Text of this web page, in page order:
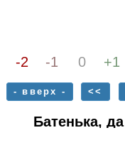
-2 -1 0 +1
- вверх - <<
Батенька,